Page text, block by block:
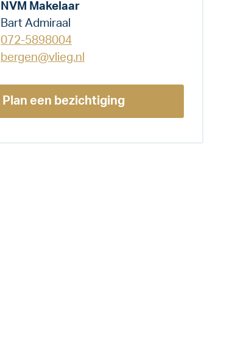
NVM Makelaar
Bart Admiraal
072-5898004
bergen@vlieg.nl
Plan een bezichtiging